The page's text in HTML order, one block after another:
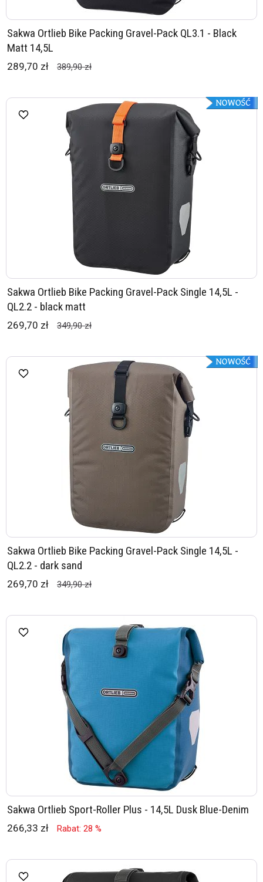
Sakwa Ortlieb Bike Packing Gravel-Pack QL3.1 - Black
Matt 14,5L
289,70 zł 389,90 zł
Sakwa Ortlieb Bike Packing Gravel-Pack Single 14,5L -
QL2.2 - black matt
269,70 zł 349,90 zł
Sakwa Ortlieb Bike Packing Gravel-Pack Single 14,5L -
QL2.2 - dark sand
269,70 zł 349,90 zł
Sakwa Ortlieb Sport-Roller Plus - 14,5L Dusk Blue-Denim
266,33 zł Rabat: 28 %